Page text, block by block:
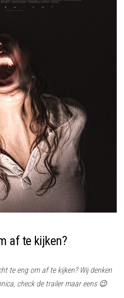
af te kijken?
te eng om af te kijken? Wij denken
check de trailer maar eens 😉